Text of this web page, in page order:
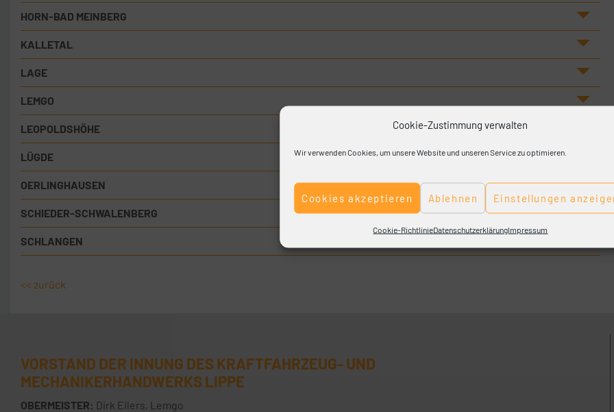
Cookie-Zustimmung verwalten
Wir verwenden Cookies, um unsere Website und unseren Service zu optimieren.
Cookies akzeptieren Ablehnen Einstellungen
Cookie-RichtlinieDatenschutzerklärungImpressum
HORN-BAD MEINBERG
KALLETAL
LAGE
LEMGO
LEOPOLDSHÖHE
LÜGDE
OERLINGHAUSEN
SCHIEDER-SCHWALENBERG
SCHLANGEN
<< zurück
VORSTAND DER INNUNG DES KRAFTFAHRZEUG- UND
MECHANIKERHANDWERKS LIPPE
OBERMEISTER: Dirk Eilers, Lemgo